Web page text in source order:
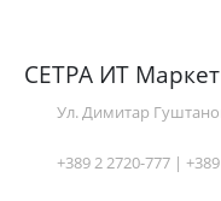
СЕТРА ИТ Маркет
Ул. Димитар
+389 2 2720-777 |